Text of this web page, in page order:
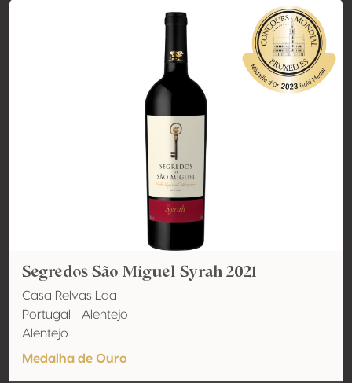
Segredos São Miguel Syrah 2021
Casa Relvas Lda
Portugal - Alentejo
Alentejo
Medalha de Ouro